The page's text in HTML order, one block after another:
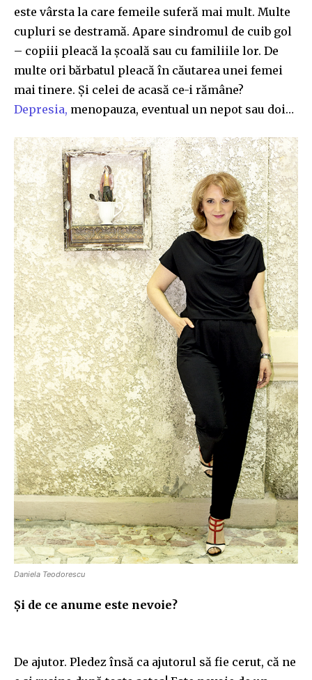
este vârsta la care femeile suferă mai mult. Multe
cupluri se destramă. Apare sindromul de cuib gol
– copiii pleacă la școală sau cu familiile lor. De
multe ori bărbatul pleacă în căutarea unei femei
mai tinere. Și celei de acasă ce-i rămâne?
Depresia, menopauza, eventual un nepot sau doi…
Daniela Teodorescu
Și de ce anume este nevoie?
De ajutor. Pledez însă ca ajutorul să fie cerut, că ne